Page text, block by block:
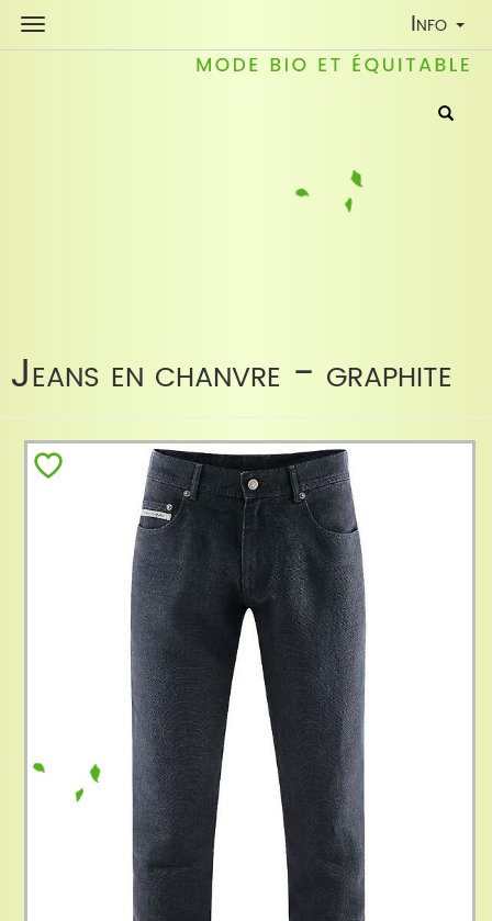
Toggle
Info
Jeans en chanvre - graphite